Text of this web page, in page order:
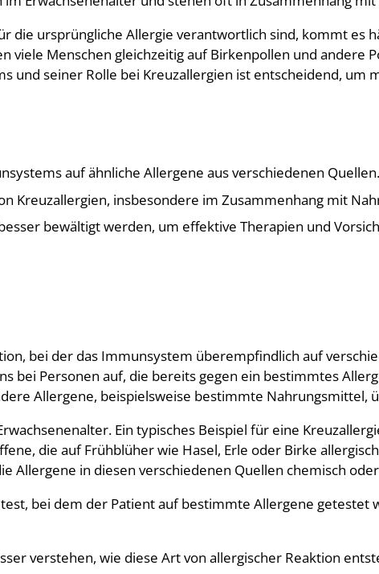
ursprüngliche Allergie verantwortlich sind, kommt es
viele Menschen gleichzeitig auf Birkenpollen und andere
und seiner Rolle bei Kreuzallergien ist entscheidend, um
auf ähnliche Allergene aus verschiedenen Quellen.
Kreuzallergien, insbesondere im Zusammenhang mit
bewältigt werden, um effektive Therapien und
bei der das Immunsystem überempfindlich auf
bei Personen auf, die bereits gegen ein bestimmtes
Allergene, beispielsweise bestimmte Nahrungsmittel,
Ein typisches Beispiel für eine
die auf Frühblüher wie Hasel, Erle oder Birke
Allergene in diesen verschiedenen Quellen chemisch
bei dem der Patient auf bestimmte Allergene getestet
verstehen, wie diese Art von allergischer Reaktion